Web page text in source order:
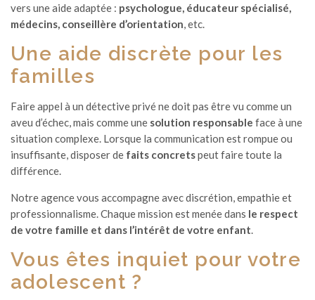
vers une aide adaptée : psychologue, éducateur spécialisé,
médecins, conseillère d’orientation, etc.
Une aide discrète pour les
familles
Faire appel à un détective privé ne doit pas être vu comme un
aveu d’échec, mais comme une solution responsable face à une
situation complexe. Lorsque la communication est rompue ou
insuffisante, disposer de faits concretspeut faire toute la
différence.
Notre agence vous accompagne avec discrétion, empathie et
professionnalisme. Chaque mission est menée dans le respect
de votre famille et dans l’intérêt de votre enfant.
Vous êtes inquiet pour votre
adolescent ?